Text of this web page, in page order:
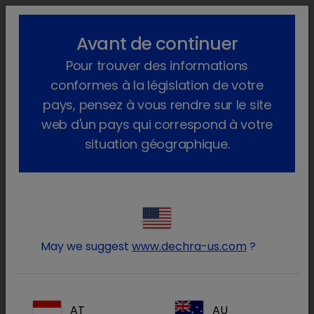
lock_outline search menu
Chien SPECIFIC Organic, Dog
lockConnectez-vous à votre
Avant de continuer
Pour trouver des informations
conformes à la législation de votre
pays, pensez à vous rendre sur le site
web d'un pays qui correspond à votre
situation géographique.
May we suggest www.dechra-us.com ?
AT AU